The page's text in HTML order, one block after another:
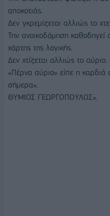
αποκοτιάς.
Δεν γκρεμίζεται αλλιώς το
Την ανοικοδόμηση καθοδηγεί
χάρτης της λογικής.
Δεν χτίζεται αλλιώς το αύριο.
«Πέρνα αύριο» είπε η
σήμερα».
ΘΥΜΙΟΣ ΓΕΩΡΓΟΠΟΥΛΟΣ».